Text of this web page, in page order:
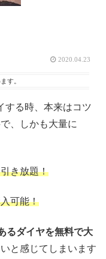
2020.04.23
す。
する時、本来はコツ
、しかも大量に
き放題！
可能！
るダイヤを無料で大
と感じてしまいます